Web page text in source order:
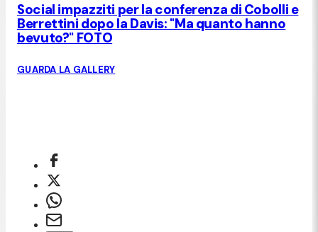
Social impazziti per la conferenza di Cobolli e
Berrettini dopo la Davis: "Ma quanto hanno
bevuto?" FOTO
GUARDA LA GALLERY